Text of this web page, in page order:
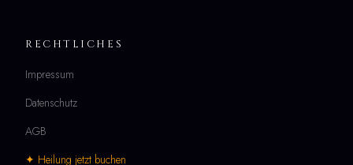
RECHTLICHES
Impressum
Datenschutz
AGB
✦ Heilung jetzt buchen